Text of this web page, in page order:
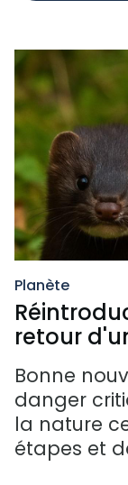
Planète
retour
Bonne
danger
la nature
étapes et